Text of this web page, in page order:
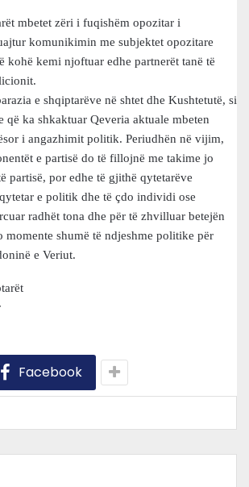
mbetet zëri i fuqishëm opozitar i
komunikimin me subjektet opozitare
kohë kemi njoftuar edhe partnerët tanë të
e shqiptarëve në shtet dhe Kushtetutë, si
që ka shkaktuar Qeveria aktuale mbeten
i angazhimit politik. Periudhën në vijim,
e partisë do të fillojnë me takime jo
partisë, por edhe të gjithë qytetarëve
e politik dhe të çdo individi ose
radhët tona dhe për të zhvilluar betejën
momente shumë të ndjeshme politike për
e Veriut.
Facebook